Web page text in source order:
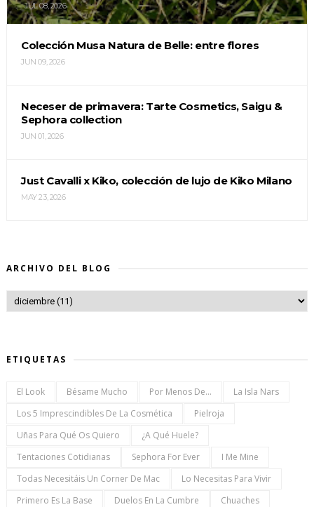
JUL 08, 2026
Colección Musa Natura de Belle: entre flores
JUN 09, 2026
Neceser de primavera: Tarte Cosmetics, Saigu &
Sephora collection
JUN 01, 2026
Just Cavalli x Kiko, colección de lujo de Kiko Milano
MAY 23, 2026
ARCHIVO DEL BLOG
ETIQUETAS
El Look Bésame Mucho Por Menos De...
La Isla Nars
Los 5 Imprescindibles De La Cosmética
Pielroja
Uñas Para Qué Os Quiero
¿a Qué Huele?
Tentaciones Cotidianas
Sephora For Ever
I Me Mine
Todas Necesitáis Un Corner De Mac
Lo Necesitas Para Vivir
Primero Es La Base
Duelos En La Cumbre Chuaches